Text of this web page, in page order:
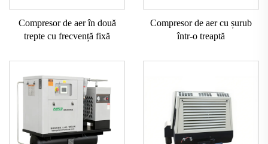
Compresor de aer în două
trepte cu frecvență fixă
Compresor de aer cu șurub
într-o treaptă